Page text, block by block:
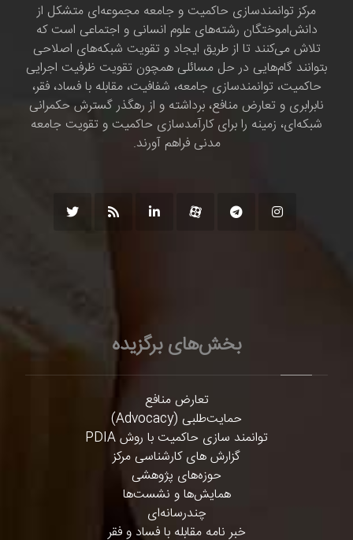
مرکز توانمندسازی حاکمیت و جامعه مجموعه‌ای متشکل از
دانش‌اموختگان رشته‌های علوم انسانی و اجتماعی است که
تلاش می‌کنند تا از طریق ایجاد و تقویت شبکه‌های اصلاحی
بتوانند گام‌هایی در حل مسائلی همچون تقویت ظرفیت اجرایی
حاکمیت، توانمندسازی جامعه، شفافیت، مقابله با فساد، فقر،
نابرابری و تعارض منافع، برداشته و از رهگذر گسترش حکمرانی
شبکه‌ای، زمینه را برای کارآمدسازی حاکمیت و تقویت جامعه
مدنی فراهم آورند.
بخش‌های برگزیده
تعارض منافع
حمایت‌طلبی (Advocacy)
توانمند سازی حاکمیت با روش PDIA
گزارش های کارشناسی مرکز
حوزه‌های پژوهشی
همایش‌ها و نشست‌ها
چندرسانه‌ای
خبر نامه مقابله با فساد و فقر